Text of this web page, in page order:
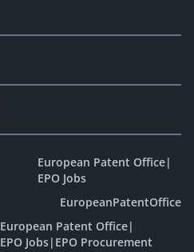
European Patent Office|
EPO Jobs
EuropeanPatentOffice
European Patent Office|
EPO Jobs| EPO Procurement